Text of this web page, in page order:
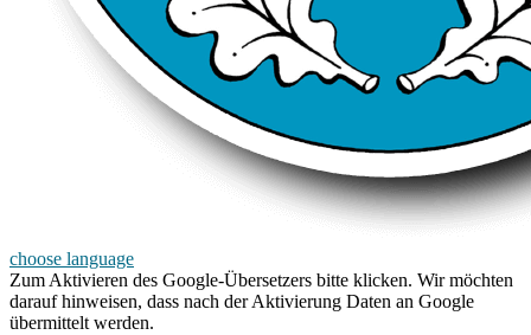
choose language
Zum Aktivieren des Google-Übersetzers bitte klicken. Wir möchten
darauf hinweisen, dass nach der Aktivierung Daten an Google
übermittelt werden.